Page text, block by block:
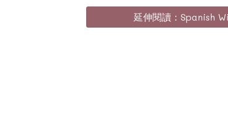
延伸閱讀：Spanish